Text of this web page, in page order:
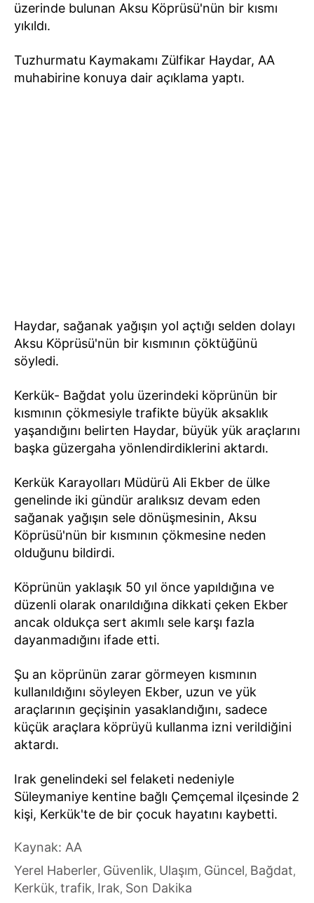
üzerinde bulunan Aksu Köprüsü'nün bir kısmı
yıkıldı.
Tuzhurmatu Kaymakamı Zülfikar Haydar, AA
muhabirine konuya dair açıklama yaptı.
Haydar, sağanak yağışın yol açtığı selden dolayı
Aksu Köprüsü'nün bir kısmının çöktüğünü
söyledi.
Kerkük- Bağdat yolu üzerindeki köprünün bir
kısmının çökmesiyle trafikte büyük aksaklık
yaşandığını belirten Haydar, büyük yük araçlarını
başka güzergaha yönlendirdiklerini aktardı.
Kerkük Karayolları Müdürü Ali Ekber de ülke
genelinde iki gündür aralıksız devam eden
sağanak yağışın sele dönüşmesinin, Aksu
Köprüsü'nün bir kısmının çökmesine neden
olduğunu bildirdi.
Köprünün yaklaşık 50 yıl önce yapıldığına ve
düzenli olarak onarıldığına dikkati çeken Ekber
ancak oldukça sert akımlı sele karşı fazla
dayanmadığını ifade etti.
Şu an köprünün zarar görmeyen kısmının
kullanıldığını söyleyen Ekber, uzun ve yük
araçlarının geçişinin yasaklandığını, sadece
küçük araçlara köprüyü kullanma izni verildiğini
aktardı.
Irak genelindeki sel felaketi nedeniyle
Süleymaniye kentine bağlı Çemçemal ilçesinde 2
kişi, Kerkük'te de bir çocuk hayatını kaybetti.
Kaynak: AA
Yerel Haberler, Güvenlik, Ulaşım, Güncel, Bağdat,
Kerkük, trafik, Irak, Son Dakika